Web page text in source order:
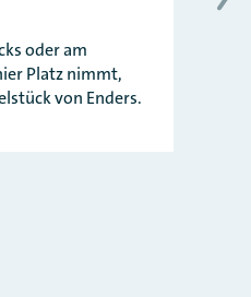
oder am
Platz nimmt,
von Enders.